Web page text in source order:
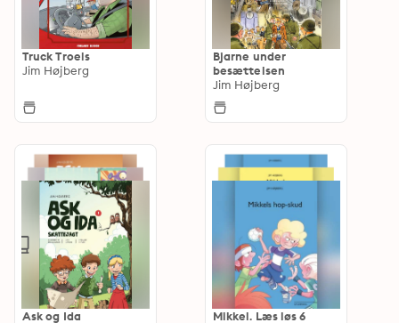
Truck Troels
Jim Højberg
Bjarne under
besættelsen
Jim Højberg
Ask og Ida
Mikkel. Læs løs 6